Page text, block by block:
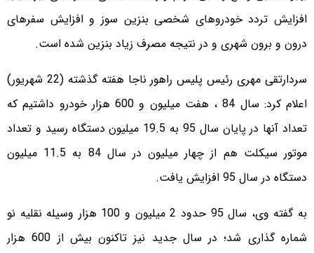
افزایش تردد خودروهای شخصی بنزین سوز و افزایش سفرهای
درون و برون شهری و در نتیجه مصرف زیاد بنزین شده است.
سردارتقی مهری رئیس پلیس راهور ناجا هفته گذشته (22 شهریور)
اعلام کرد: سال 84 ، هفت میلیون و 600 هزار خودرو داشتیم که
تعداد آنها در پایان سال 95 به 19.5 میلیون دستگاه رسید و تعداد
موتور سیکلت هم از چهار میلیون در سال 84 به 11.5 میلیون
دستگاه در سال 95 افزایش یافت.
به گفته وی، سال 95 حدود 2 میلیون و 100 هزار وسیله نقلیه نو
شماره گذاری شد؛ در سال جدید نیز تاکنون بیش از 600 هزار